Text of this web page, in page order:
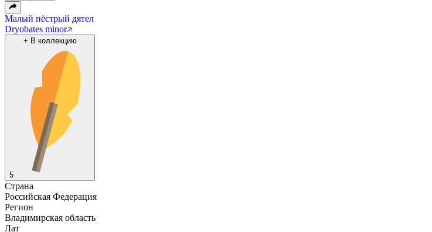
Малый пёстрый дятел
Dryobates minor
+ В коллекцию
5
Страна
Российская Федерация
Регион
Владимирская область
Лат